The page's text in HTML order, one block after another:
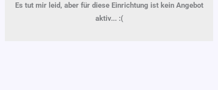
Es tut mir leid, aber für diese Einrichtung ist kein Angebot
aktiv... :(